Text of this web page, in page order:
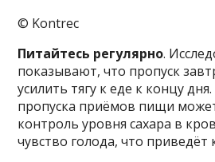
© Kontrec
Питайтесь регулярно.
показывают, что пропуск
усилить тягу к еде к концу
пропуска приёмов пищи
контроль уровня сахара в
чувство голода, что